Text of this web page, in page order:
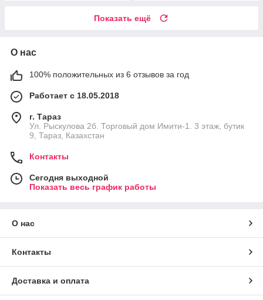
Показать ещё
О нас
100% положительных из 6 отзывов за год
Работает с 18.05.2018
г. Тараз
Ул. Рыскулова 2б. Торговый дом Имити-1. 3 этаж, бутик
9, Тараз, Казахстан
Контакты
Сегодня выходной
Показать весь график работы
О нас
Контакты
Доставка и оплата